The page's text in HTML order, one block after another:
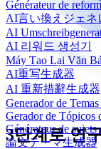
Générateur de
AI言い換えジェネ
AI
AI 리워드 생성기
Máy Tạo Lại Văn
AI重写生成器
AI 重新措辭生成器
Generador de
Gerador de Tópicos
Générateur de sujets
論文テーマ生成器
3단계로 연